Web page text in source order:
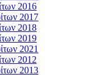
2016
2017
2018
2019
2021
2012
2013